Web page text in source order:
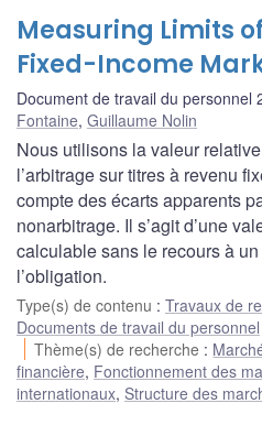
Measuring Limits
Fixed-Income
Document de travail du personnel
Fontaine, Guillaume Nolin
Nous utilisons la valeur
l’arbitrage sur titres à revenu
compte des écarts apparents
nonarbitrage. Il s’agit d’une
calculable sans le recours à
l’obligation.
Type(s) de contenu : Travaux de
Documents de travail du personnel
Thème(s) de recherche :
financière, Fonctionnement des
internationaux, Structure des